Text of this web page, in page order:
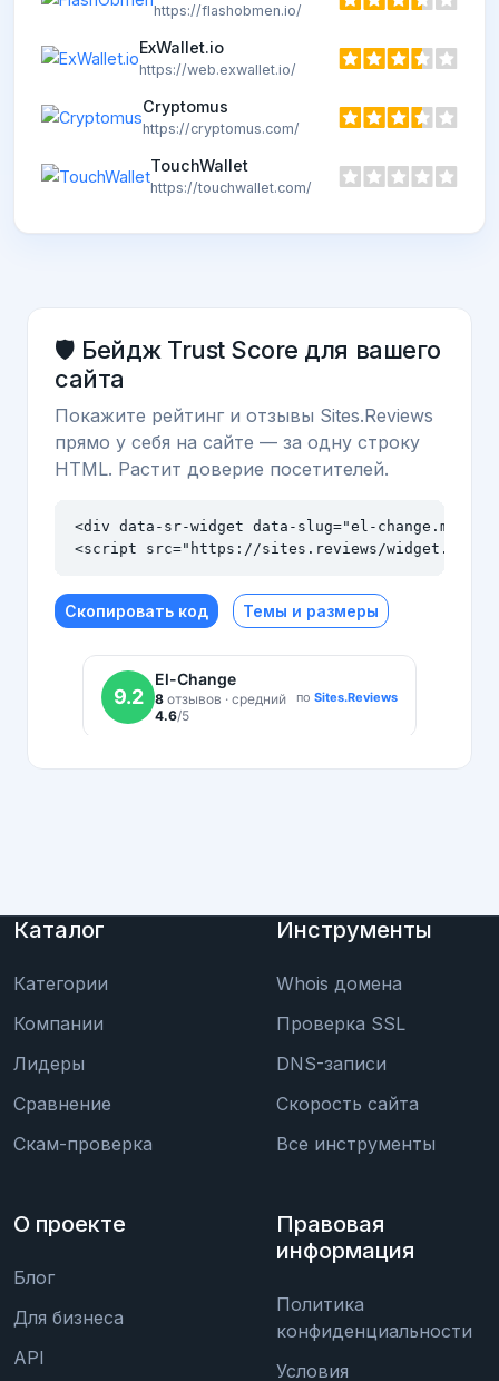
https://flashobmen.io/
ExWallet.io
https://web.exwallet.io/
Cryptomus
https://cryptomus.com/
TouchWallet
https://touchwallet.com/
🛡️ Бейдж Trust Score для вашего
сайта
Покажите рейтинг и отзывы Sites.Reviews
прямо у себя на сайте — за одну строку
HTML. Растит доверие посетителей.
<div data-sr-widget data-slug="el-change.me"
<script src="https://sites.reviews/widget.js"
Скопировать код Темы и размеры
Каталог
Категории
Компании
Лидеры
Сравнение
Скам-проверка
Инструменты
Whois домена
Проверка SSL
DNS-записи
Скорость сайта
Все инструменты
О проекте
Блог
Для бизнеса
API
Правовая
информация
Политика
конфиденциальности
Условия